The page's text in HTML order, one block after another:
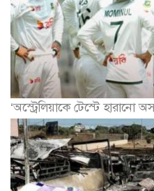
‘অস্ট্রেলিয়াকে টেস্টে হারানো